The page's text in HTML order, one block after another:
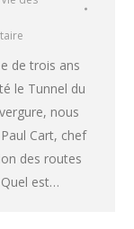
de trois ans
le Tunnel du
nous
Cart, chef
des routes
est…